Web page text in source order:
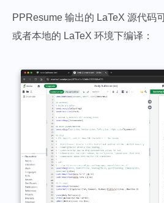
PPResume 输出的 LaTeX 源代码
或者本地的 LaTeX 环境下编译：